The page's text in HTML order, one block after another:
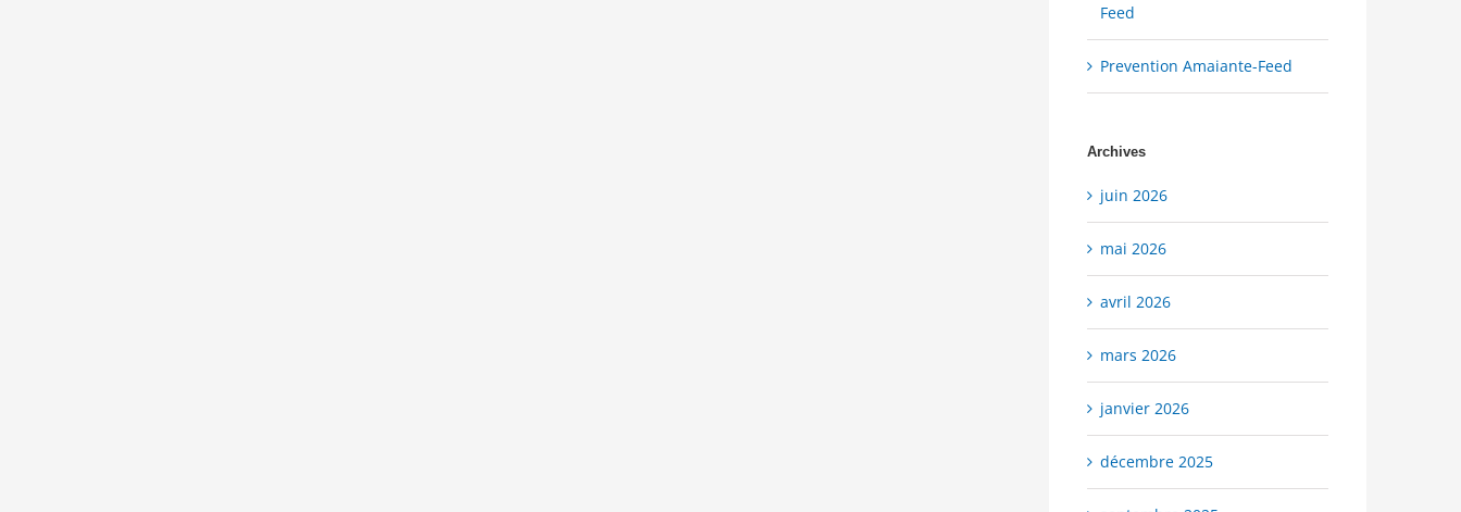
Feed
Prevention Amaiante-Feed
Archives
juin 2026
mai 2026
avril 2026
mars 2026
janvier 2026
décembre 2025